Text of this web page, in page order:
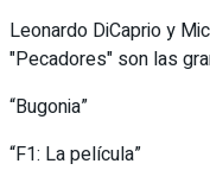
Leonardo DiCaprio y
"Pecadores" son las
“Bugonia”
“F1: La película”